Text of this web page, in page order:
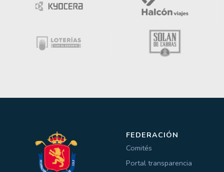
FEDERACIÓN
Comités
Portal transparencia